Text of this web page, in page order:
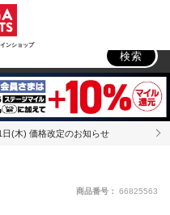
ンショップ
検索
(木) 価格改定のお知らせ
商品番号： 66825563